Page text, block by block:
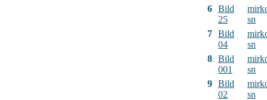
6 Bild
25
sn
7 Bild
04
sn
8 Bild
001
sn
9 Bild
02
sn